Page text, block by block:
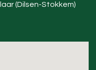
(Dilsen-Stokkem)